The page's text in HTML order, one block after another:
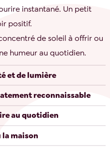
instantané. Un petit
positif.
de soleil à offrir ou
humeur au quotidien.
et de lumière
reconnaissable
au quotidien
maison